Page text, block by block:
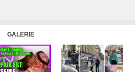
GALERIE